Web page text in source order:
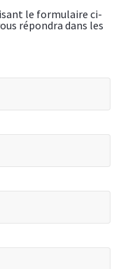
le formulaire ci-
répondra dans les